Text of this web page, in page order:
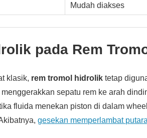
Mudah diakses
pada Rem
klasik, rem tromol hidrolik tetap
sepatu rem ke arah
fluida menekan piston di dalam
gesekan memperlambat